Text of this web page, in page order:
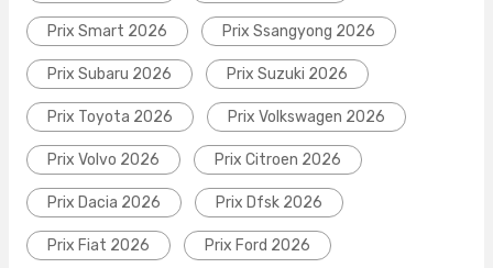
Prix Smart 2026 Prix Ssangyong 2026
Prix Subaru 2026 Prix Suzuki 2026
Prix Toyota 2026 Prix Volkswagen 2026
Prix Volvo 2026 Prix Citroen 2026
Prix Dacia 2026 Prix Dfsk 2026
Prix Fiat 2026 Prix Ford 2026